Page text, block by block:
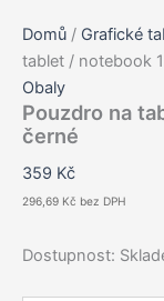
Domů / Grafické
tablet / notebook
Obaly
Pouzdro na
černé
359 Kč
296,69 Kč bez DPH
Dostupnost: